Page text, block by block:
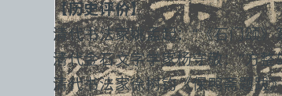
【历史评价】
清代书法家姚孟起：“《石门颂
清代金石文字学家杨守敬：“方
清代书法家徐树钧《保鸭斋题跋